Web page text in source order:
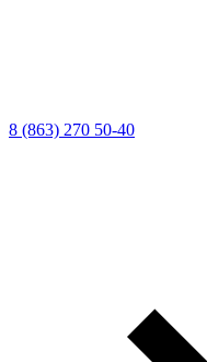
8 (863) 270 50-40